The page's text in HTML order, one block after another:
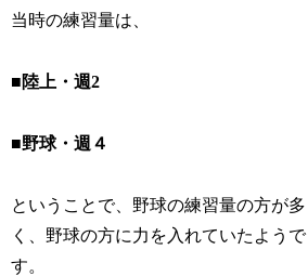
当時の練習量は、
■陸上・週2
■野球・週４
ということで、 野球の練習量の方が多
く、野球の方に力を入れていたようで
す。